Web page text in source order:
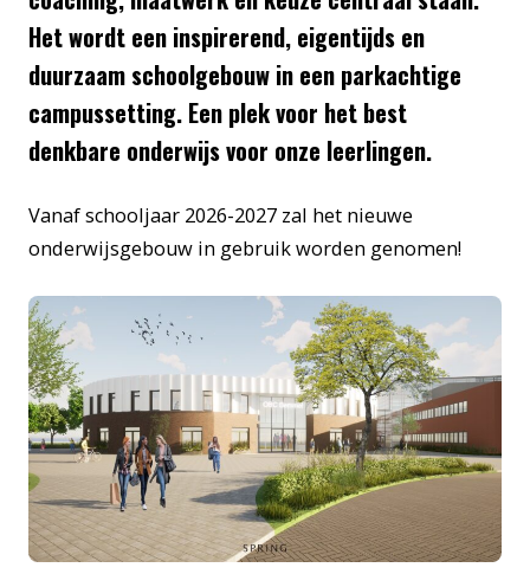
Het wordt een inspirerend, eigentijds en
duurzaam schoolgebouw in een parkachtige
campussetting. Een plek voor het best
denkbare onderwijs voor onze leerlingen.
Vanaf schooljaar 2026-2027 zal het nieuwe
onderwijsgebouw in gebruik worden genomen!